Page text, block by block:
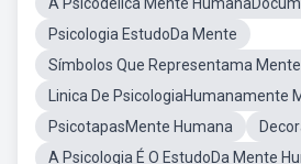
Psicologia EstudoDa Mente
Símbolos Que Representama
Linica De PsicologiaHumanamente
PsicotapasMente Humana
A Psicologia É O EstudoDa Mente